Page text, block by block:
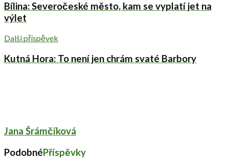
Bílina: Severočeské město, kam se vyplatí jet na
výlet
Další příspěvek
Kutná Hora: To není jen chrám svaté Barbory
Jana Šrámčíková
PodobnéPříspěvky